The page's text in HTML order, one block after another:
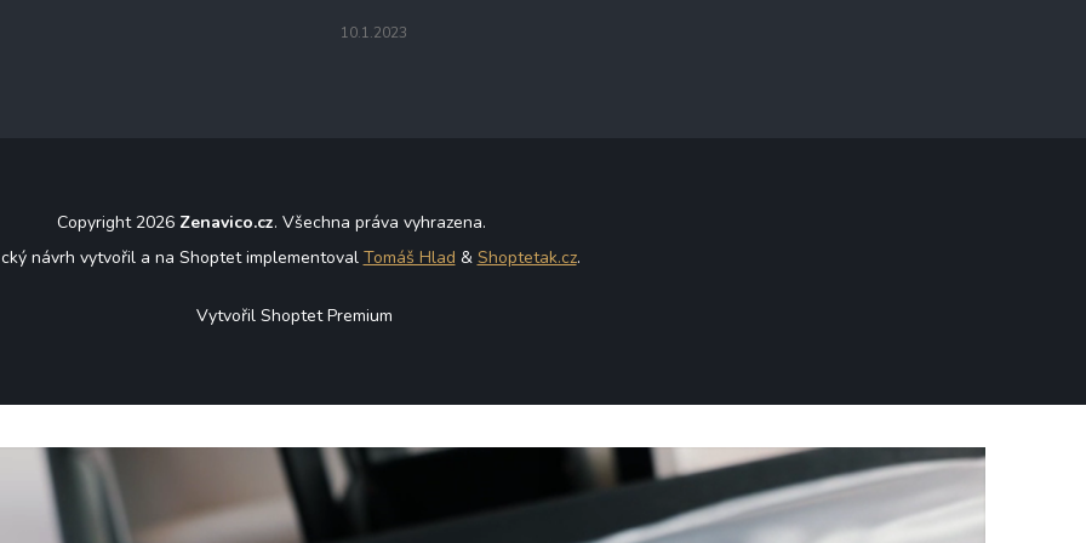
10.1.2023
Copyright 2026 Zenavico.cz. Všechna práva vyhrazena.
návrh vytvořil a na Shoptet implementoval Tomáš Hlad & Shoptetak.cz.
Vytvořil Shoptet Premium